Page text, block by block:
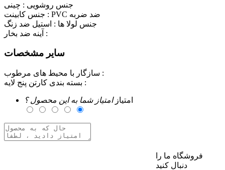
جنس روشویی : چینی
جنس کابینت :
PVC ضد ضربه
جنس لولا ها : استیل ضد زنگ
آینه ضد بخار :
سایر مشخصات
سازگار با محیط های مرطوب :
بسته بندی کارتن پنج لایه :
امتیازامتیاز شما به این محصول ؟
فروشگاه ما را
دنبال کنید